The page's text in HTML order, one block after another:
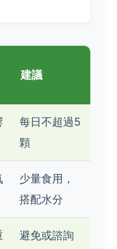
建議
每日不超過5
顆
少量食用，
搭配水分
避免或諮詢